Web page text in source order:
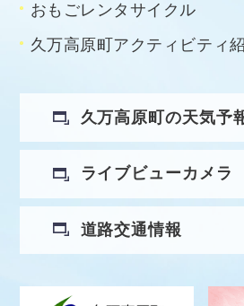
おもごレンタサイクル
久万高原町アクティビティ
久万高原町の天気予
ライブビューカメラ
道路交通情報